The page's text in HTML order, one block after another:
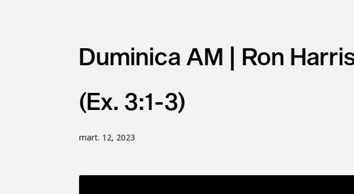
Duminica AM | Ron
(Ex. 3:1-3)
mart. 12, 2023